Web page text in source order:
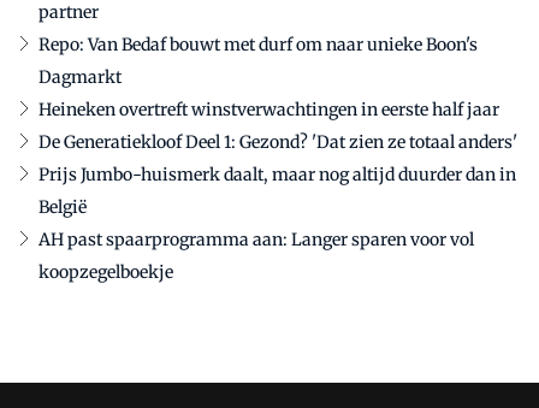
partner
Repo: Van Bedaf bouwt met durf om naar unieke Boon's
Dagmarkt
Heineken overtreft winstverwachtingen in eerste half jaar
De Generatiekloof Deel 1: Gezond? 'Dat zien ze totaal anders'
Prijs Jumbo-huismerk daalt, maar nog altijd duurder dan in
België
AH past spaarprogramma aan: Langer sparen voor vol
koopzegelboekje